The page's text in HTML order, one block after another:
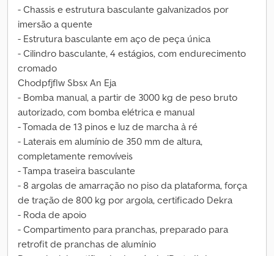
- Chassis e estrutura basculante galvanizados por
imersão a quente
- Estrutura basculante em aço de peça única
- Cilindro basculante, 4 estágios, com endurecimento
cromado
Chodpfjflw Sbsx An Eja
- Bomba manual, a partir de 3000 kg de peso bruto
autorizado, com bomba elétrica e manual
- Tomada de 13 pinos e luz de marcha à ré
- Laterais em alumínio de 350 mm de altura,
completamente removíveis
- Tampa traseira basculante
- 8 argolas de amarração no piso da plataforma, força
de tração de 800 kg por argola, certificado Dekra
- Roda de apoio
- Compartimento para pranchas, preparado para
retrofit de pranchas de alumínio